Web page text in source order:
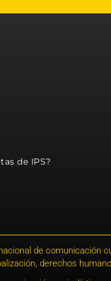
de IPS?
de comunicación
derechos